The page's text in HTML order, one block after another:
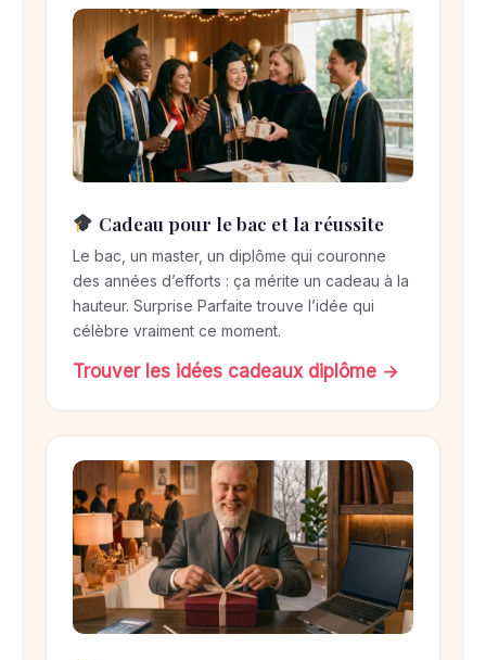
Cadeau pour le bac et la réussite
Le bac, un master, un diplôme qui couronne
des années d’efforts : ça mérite un cadeau à la
hauteur. Surprise Parfaite trouve l’idée qui
célèbre vraiment ce moment.
Trouver les idées cadeaux diplôme →